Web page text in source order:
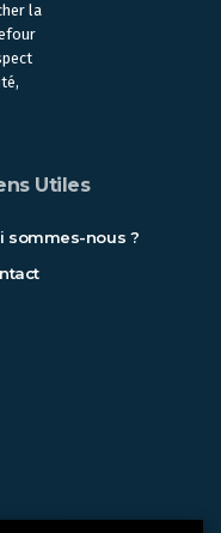
la
Utiles
sommes-nous ?